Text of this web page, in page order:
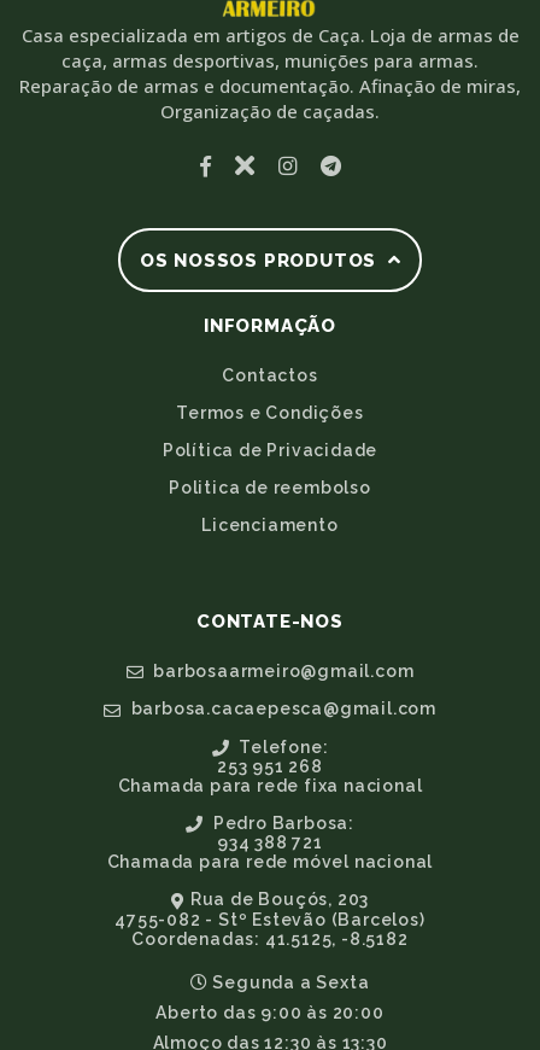
Casa especializada em artigos de Caça. Loja de armas de
caça, armas desportivas, munições para armas.
Reparação de armas e documentação. Afinação de miras,
Organização de caçadas.
OS NOSSOS PRODUTOS
INFORMAÇÃO
Contactos
Termos e Condições
Política de Privacidade
Politica de reembolso
Licenciamento
CONTATE-NOS
barbosaarmeiro@gmail.com
barbosa.cacaepesca@gmail.com
Telefone:
253 951 268
Chamada para rede fixa nacional
Pedro Barbosa:
934 388 721
Chamada para rede móvel nacional
Rua de Bouçós, 203
4755-082 - Stº Estevão (Barcelos)
Coordenadas: 41.5125, -8.5182
Segunda a Sexta
Aberto das 9:00 às 20:00
Almoço das 12:30 às 13:30